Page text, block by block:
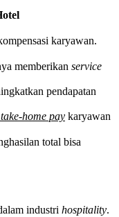
karyawan.
memberikan service
pendapatan
take-home pay karyawan
total bisa
industri hospitality.